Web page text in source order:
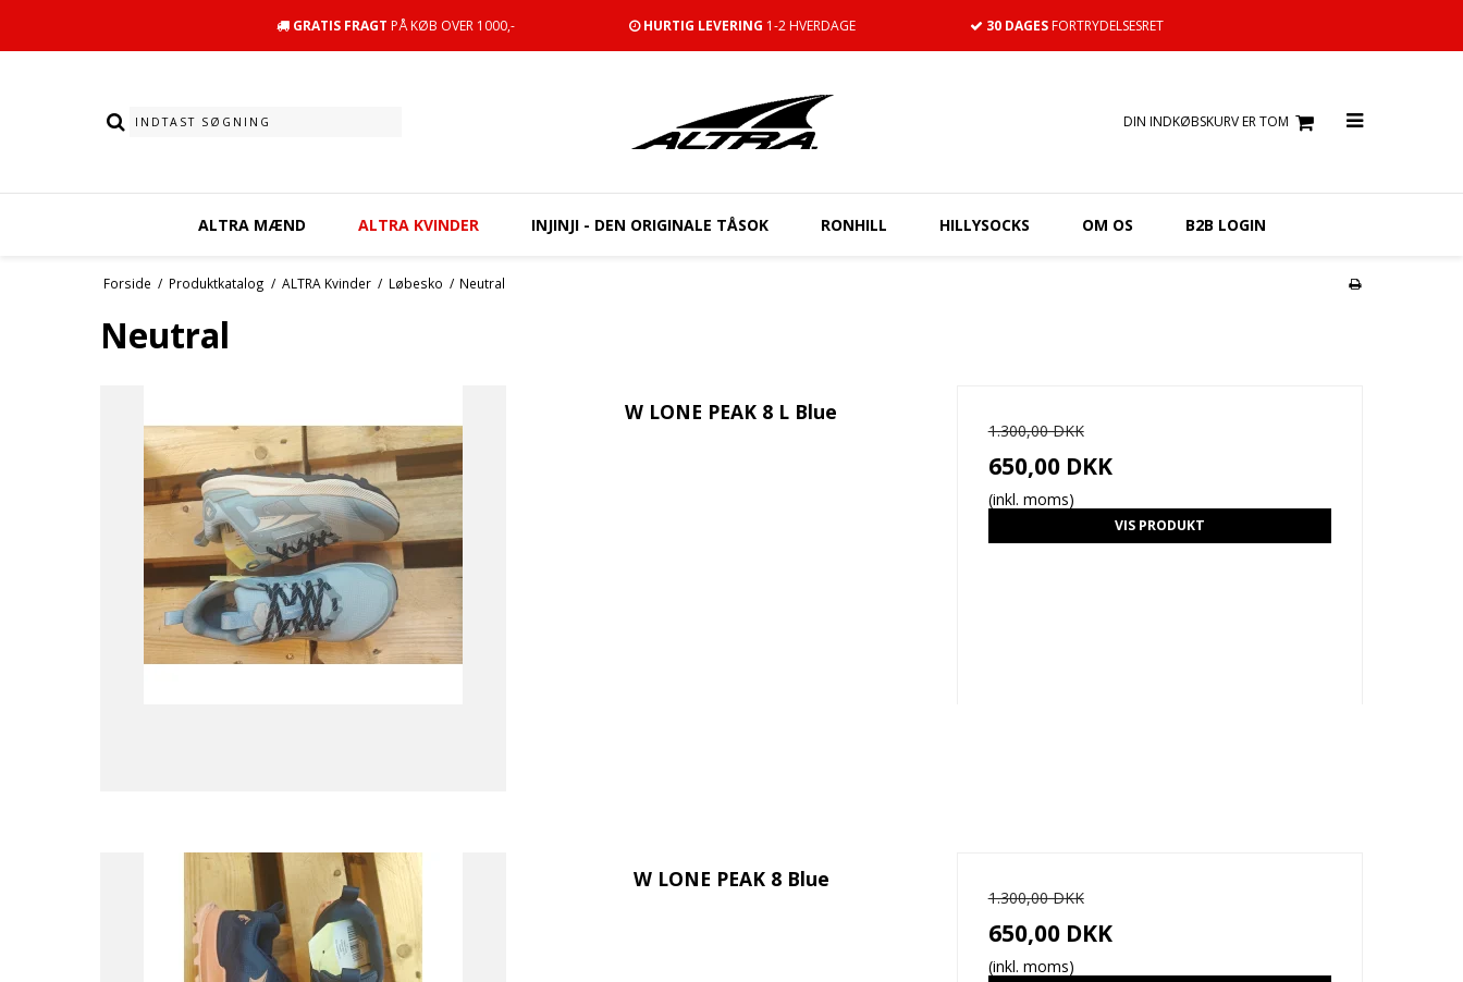
GRATIS FRAGT PÅ KØB OVER 1000,- HURTIG LEVERING 1-2 HVERDAGE 30 DAGESFORTRYDELSESRET
DIN INDKØBSKURV ER TOM
ALTRA MÆND ALTRA KVINDER INJINJI - DEN ORIGINALE TÅSOK RONHILL HILLYSOCKS OM OS B2B LOGIN
Forside / Produktkatalog / ALTRA Kvinder / Løbesko / Neutral
Neutral
W LONE PEAK 8 L Blue
1.300,00 DKK
650,00 DKK
(inkl. moms)
VIS PRODUKT
W LONE PEAK 8 Blue
1.300,00 DKK
650,00 DKK
(inkl. moms)